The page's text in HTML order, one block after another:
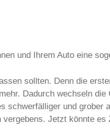
und Ihrem Auto eine
sollten. Denn die
Dadurch wechseln
schwerfälliger und grober
Jetzt könnte